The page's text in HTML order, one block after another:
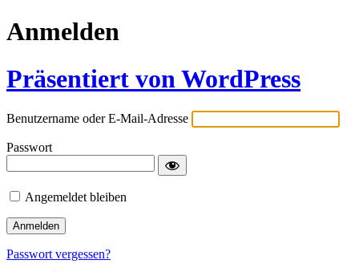
Anmelden
Präsentiert von WordPress
Benutzername oder E-Mail-Adresse
Passwort
Angemeldet bleiben
Passwort vergessen?